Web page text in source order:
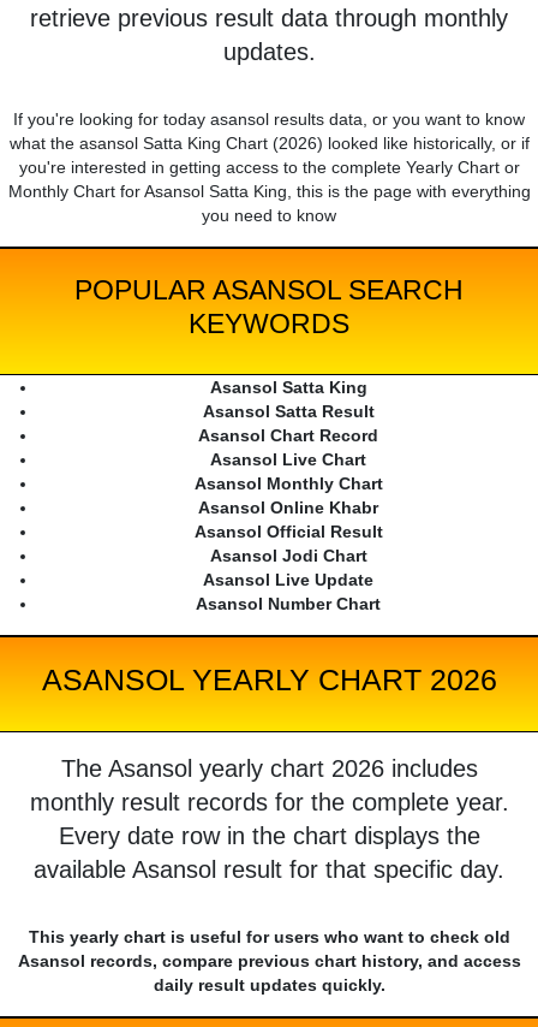
retrieve previous result data through monthly
updates.
If you're looking for today asansol results data, or you want to know
what the asansol Satta King Chart (2026) looked like historically, or if
you're interested in getting access to the complete Yearly Chart or
Monthly Chart for Asansol Satta King, this is the page with everything
you need to know
POPULAR ASANSOL SEARCH
KEYWORDS
Asansol Satta King
Asansol Satta Result
Asansol Chart Record
Asansol Live Chart
Asansol Monthly Chart
Asansol Online Khabr
Asansol Official Result
Asansol Jodi Chart
Asansol Live Update
Asansol Number Chart
ASANSOL YEARLY CHART 2026
The Asansol yearly chart 2026 includes
monthly result records for the complete year.
Every date row in the chart displays the
available Asansol result for that specific day.
This yearly chart is useful for users who want to check old
Asansol records, compare previous chart history, and access
daily result updates quickly.